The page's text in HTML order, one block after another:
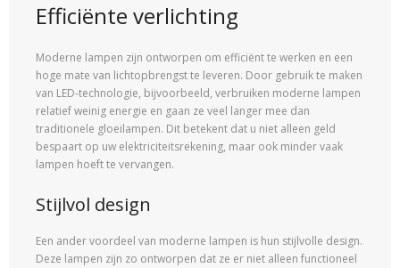
Efficiënte verlichting
Moderne lampen zijn ontworpen om efficiënt te werken en een
hoge mate van lichtopbrengst te leveren. Door gebruik te maken
van LED-technologie, bijvoorbeeld, verbruiken moderne lampen
relatief weinig energie en gaan ze veel langer mee dan
traditionele gloeilampen. Dit betekent dat u niet alleen geld
bespaart op uw elektriciteitsrekening, maar ook minder vaak
lampen hoeft te vervangen.
Stijlvol design
Een ander voordeel van moderne lampen is hun stijlvolle design.
Deze lampen zijn zo ontworpen dat ze er niet alleen functioneel